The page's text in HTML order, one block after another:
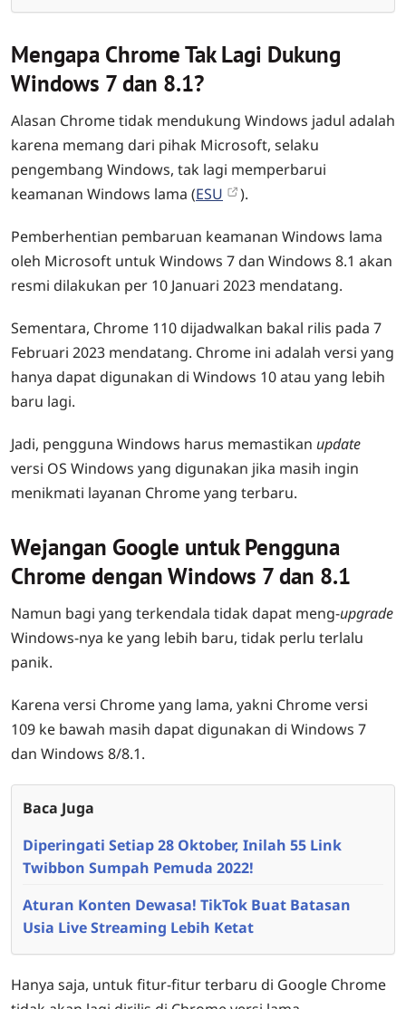
Mengapa Chrome Tak Lagi Dukung
Windows 7 dan 8.1?
Alasan Chrome tidak mendukung Windows jadul adalah
karena memang dari pihak Microsoft, selaku
pengembang Windows, tak lagi memperbarui
keamanan Windows lama (ESU ).
Pemberhentian pembaruan keamanan Windows lama
oleh Microsoft untuk Windows 7 dan Windows 8.1 akan
resmi dilakukan per 10 Januari 2023 mendatang.
Sementara, Chrome 110 dijadwalkan bakal rilis pada 7
Februari 2023 mendatang. Chrome ini adalah versi yang
hanya dapat digunakan di Windows 10 atau yang lebih
baru lagi.
Jadi, pengguna Windows harus memastikan update
versi OS Windows yang digunakan jika masih ingin
menikmati layanan Chrome yang terbaru.
Wejangan Google untuk Pengguna
Chrome dengan Windows 7 dan 8.1
Namun bagi yang terkendala tidak dapat meng-upgrade
Windows-nya ke yang lebih baru, tidak perlu terlalu
panik.
Karena versi Chrome yang lama, yakni Chrome versi
109 ke bawah masih dapat digunakan di Windows 7
dan Windows 8/8.1.
Baca Juga
Diperingati Setiap 28 Oktober, Inilah 55 Link
Twibbon Sumpah Pemuda 2022!
Aturan Konten Dewasa! TikTok Buat Batasan
Usia Live Streaming Lebih Ketat
Hanya saja, untuk fitur-fitur terbaru di Google Chrome